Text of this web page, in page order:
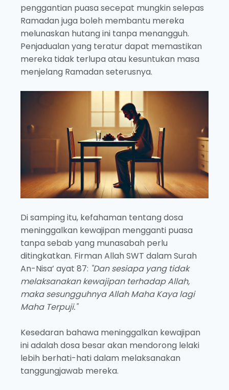
penggantian puasa secepat mungkin selepas
Ramadan juga boleh membantu mereka
melunaskan hutang ini tanpa menangguh.
Penjadualan yang teratur dapat memastikan
mereka tidak terlupa atau kesuntukan masa
menjelang Ramadan seterusnya.
Di samping itu, kefahaman tentang dosa
meninggalkan kewajipan mengganti puasa
tanpa sebab yang munasabah perlu
ditingkatkan. Firman Allah SWT dalam Surah
An-Nisa’ ayat 87: "Dan sesiapa yang tidak
melaksanakan kewajipan terhadap Allah,
maka sesungguhnya Allah Maha Kaya lagi
Maha Terpuji."
Kesedaran bahawa meninggalkan kewajipan
ini adalah dosa besar akan mendorong lelaki
lebih berhati-hati dalam melaksanakan
tanggungjawab mereka.